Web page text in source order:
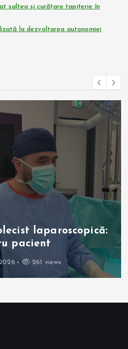
saltea și curățare tapițerie în
la dezvoltarea autonomiei
laparoscopică:
pacient
261 views